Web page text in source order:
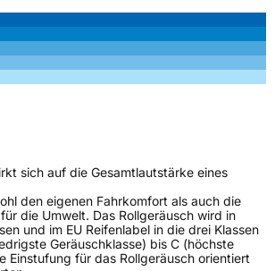
(GPSR)
Qingdao China,
sich auf die Gesamtlautstärke eines
den eigenen Fahrkomfort als auch die
die Umwelt. Das Rollgeräusch wird in
und im EU Reifenlabel in die drei Klassen
Geräuschklasse) bis C (höchste
Einstufung für das Rollgeräusch orientiert